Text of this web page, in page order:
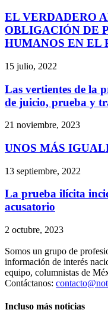
EL VERDADERO
OBLIGACIÓN DE
HUMANOS EN EL
15 julio, 2022
Las vertientes de la
de juicio, prueba y
21 noviembre, 2023
UNOS MÁS
13 septiembre, 2022
La prueba ilícita
acusatorio
2 octubre, 2023
Somos un grupo de
información de interés
equipo, columnistas de
Contáctanos:
Incluso más noticias